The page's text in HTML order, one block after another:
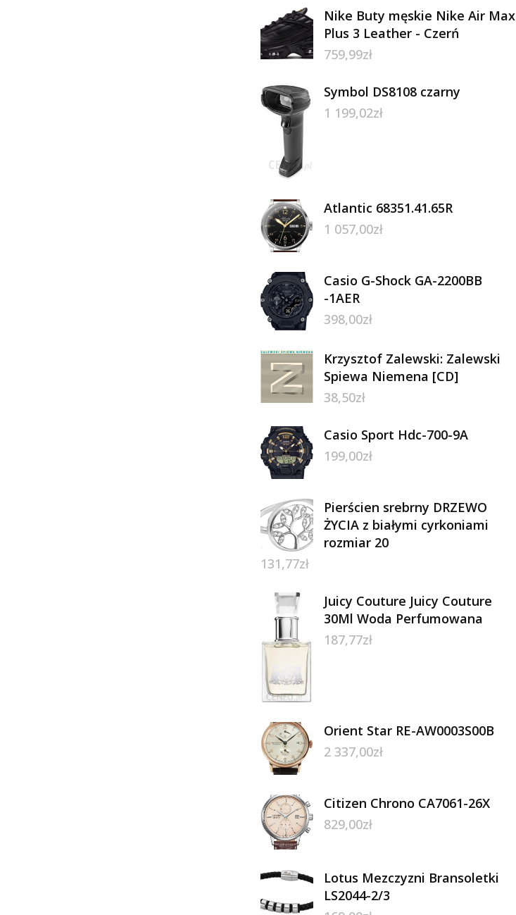
Nike Buty męskie Nike Air Max
Plus 3 Leather - Czerń
759,99zł
Symbol DS8108 czarny
1 199,02zł
Atlantic 68351.41.65R
1 057,00zł
Casio G-Shock GA-2200BB
-1AER
398,00zł
Krzysztof Zalewski: Zalewski
Spiewa Niemena [CD]
38,50zł
Casio Sport Hdc-700-9A
199,00zł
Pierścien srebrny DRZEWO
ŻYCIA z białymi cyrkoniami
rozmiar 20
131,77zł
Juicy Couture Juicy Couture
30Ml Woda Perfumowana
187,77zł
Orient Star RE-AW0003S00B
2 337,00zł
Citizen Chrono CA7061-26X
829,00zł
Lotus Mezczyzni Bransoletki
LS2044-2/3